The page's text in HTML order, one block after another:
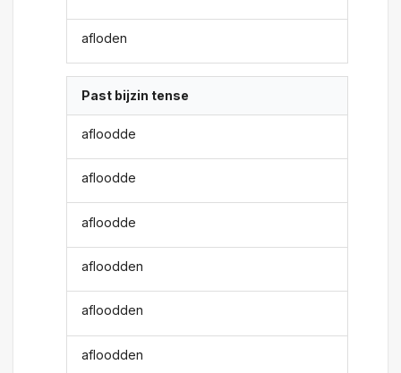
afloden
Past bijzin tense
afloodde
afloodde
afloodde
afloodden
afloodden
afloodden